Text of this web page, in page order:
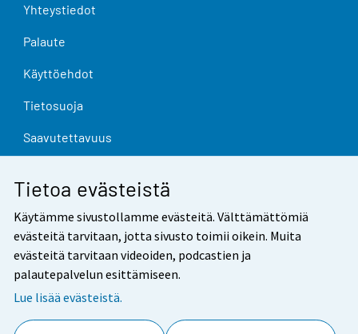
Tietoa evästeistä
Käytämme sivustollamme evästeitä. Välttämättömiä
evästeitä tarvitaan, jotta sivusto toimii oikein. Muita
evästeitä tarvitaan videoiden, podcastien ja
palautepalvelun esittämiseen.
Lue lisää evästeistä.
Yhteystiedot
Palaute
Käyttöehdot
Tietosuoja
Saavutettavuus
Evästeasetukset